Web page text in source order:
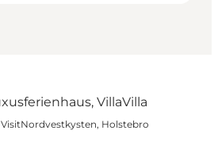
VisitNordvestkysten, Holstebro